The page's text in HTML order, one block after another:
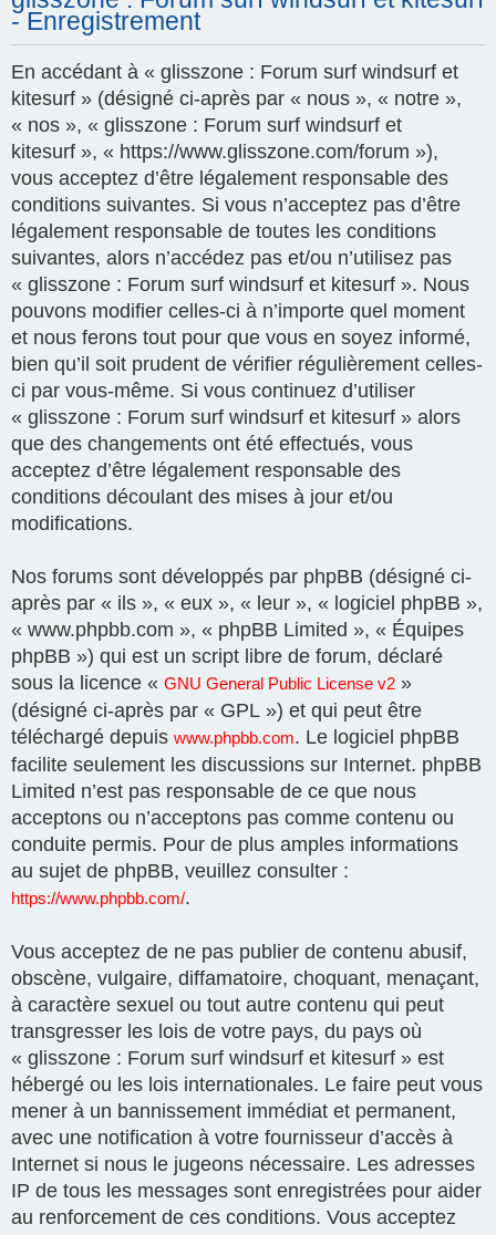
- Enregistrement
En accédant à « glisszone : Forum surf windsurf et
kitesurf » (désigné ci-après par « nous », « notre »,
« nos », « glisszone : Forum surf windsurf et
kitesurf », « https://www.glisszone.com/forum »),
vous acceptez d’être légalement responsable des
conditions suivantes. Si vous n’acceptez pas d’être
légalement responsable de toutes les conditions
suivantes, alors n’accédez pas et/ou n’utilisez pas
« glisszone : Forum surf windsurf et kitesurf ». Nous
pouvons modifier celles-ci à n’importe quel moment
et nous ferons tout pour que vous en soyez informé,
bien qu’il soit prudent de vérifier régulièrement celles-
ci par vous-même. Si vous continuez d’utiliser
« glisszone : Forum surf windsurf et kitesurf » alors
que des changements ont été effectués, vous
acceptez d’être légalement responsable des
conditions découlant des mises à jour et/ou
modifications.
Nos forums sont développés par phpBB (désigné ci-
après par « ils », « eux », « leur », « logiciel phpBB »,
« www.phpbb.com », « phpBB Limited », « Équipes
phpBB ») qui est un script libre de forum, déclaré
sous la licence « GNU General Public License v2 »
(désigné ci-après par « GPL ») et qui peut être
téléchargé depuis www.phpbb.com. Le logiciel phpBB
facilite seulement les discussions sur Internet. phpBB
Limited n’est pas responsable de ce que nous
acceptons ou n’acceptons pas comme contenu ou
conduite permis. Pour de plus amples informations
au sujet de phpBB, veuillez consulter :
https://www.phpbb.com/.
Vous acceptez de ne pas publier de contenu abusif,
obscène, vulgaire, diffamatoire, choquant, menaçant,
à caractère sexuel ou tout autre contenu qui peut
transgresser les lois de votre pays, du pays où
« glisszone : Forum surf windsurf et kitesurf » est
hébergé ou les lois internationales. Le faire peut vous
mener à un bannissement immédiat et permanent,
avec une notification à votre fournisseur d’accès à
Internet si nous le jugeons nécessaire. Les adresses
IP de tous les messages sont enregistrées pour aider
au renforcement de ces conditions. Vous acceptez